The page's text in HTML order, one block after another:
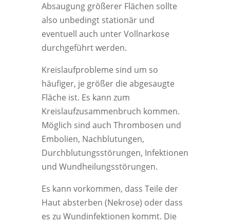
Absaugung größerer Flächen sollte
also unbedingt stationär und
eventuell auch unter Vollnarkose
durchgeführt werden.
Kreislaufprobleme sind um so
häufiger, je größer die abgesaugte
Fläche ist. Es kann zum
Kreislaufzusammenbruch kommen.
Möglich sind auch Thrombosen und
Embolien, Nachblutungen,
Durchblutungsstörungen, Infektionen
und Wundheilungsstörungen.
Es kann vorkommen, dass Teile der
Haut absterben (Nekrose) oder dass
es zu Wundinfektionen kommt. Die